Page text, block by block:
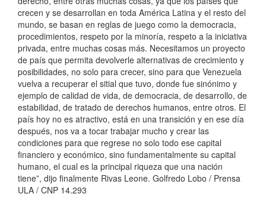
crecen y se desarrollan en toda América Latina y el resto del
mundo, se basan en reglas de juego como la democracia,
procedimientos, respeto por la minoría, respeto a la iniciativa
privada, entre muchas cosas más. Necesitamos un proyecto
de país que permita devolverle alternativas de crecimiento y
posibilidades, no solo para crecer, sino para que Venezuela
vuelva a recuperar el sitial que tuvo, donde fue sinónimo y
ejemplo de calidad de vida, de democracia, de desarrollo, de
estabilidad, de tratado de derechos humanos, entre otros. El
país hoy no es atractivo, está en una transición y en ese día
después, nos va a tocar trabajar mucho y crear las
condiciones para que regrese no solo todo ese capital
financiero y económico, sino fundamentalmente su capital
humano, el cual es la principal riqueza que una nación
tiene”, dijo finalmente Rivas Leone. Golfredo Lobo / Prensa
ULA / CNP 14.293